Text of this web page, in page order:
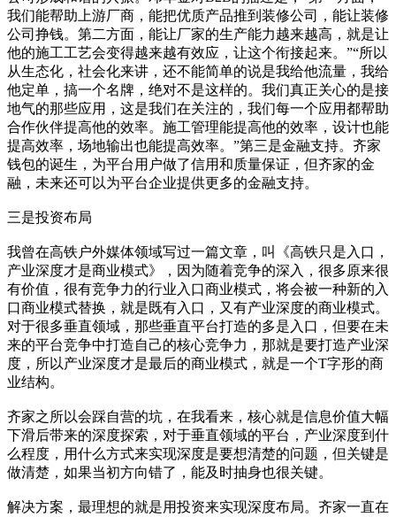
我们能帮助上游厂商，能把优质产品推到装修公司，能让装修
公司挣钱。第二方面，能让厂家的生产能力越来越高，就是让
他的施工工艺会变得越来越有效应，让这个衔接起来。”“所以
从生态化，社会化来讲，还不能简单的说是我给他流量，我给
他定单，搞一个名牌，绝对不是这样的。我们真正关心的是接
地气的那些应用，这是我们在关注的，我们每一个应用都帮助
合作伙伴提高他的效率。施工管理能提高他的效率，设计也能
提高效率，场地输出也能提高效率。”第三是金融支持。齐家
钱包的诞生，为平台用户做了信用和质量保证，但齐家的金
融，未来还可以为平台企业提供更多的金融支持。
三是投资布局
我曾在高铁户外媒体领域写过一篇文章，叫《高铁只是入口，
产业深度才是商业模式》，因为随着竞争的深入，很多原来很
有价值，很有竞争力的行业入口商业模式，将会被一种新的入
口商业模式替换，就是既有入口，又有产业深度的商业模式。
对于很多垂直领域，那些垂直平台打造的多是入口，但要在未
来的平台竞争中打造自己的核心竞争力，那就是要打造产业深
度，所以产业深度才是最后的商业模式，就是一个T字形的商
业结构。
齐家之所以会踩自营的坑，在我看来，核心就是信息价值大幅
下滑后带来的深度探索，对于垂直领域的平台，产业深度到什
么程度，用什么方式来实现深度是要想清楚的问题，但关键是
做清楚，如果当初方向错了，能及时抽身也很关键。
解决方案，最理想的就是用投资来实现深度布局。齐家一直在